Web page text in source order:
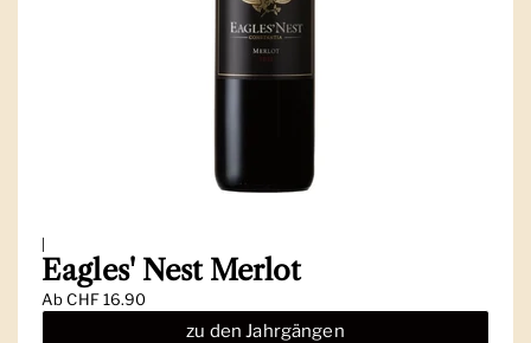
|
Eagles' Nest Merlot
AbCHF 16.90
zu den Jahrgängen